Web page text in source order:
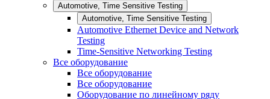
Automotive, Time Sensitive Testing
Automotive, Time Sensitive Testing
Automotive Ethernet Device and Network
Testing
Time-Sensitive Networking Testing
Все оборудование
Все оборудование
Все оборудование
Оборудование по линейному ряду